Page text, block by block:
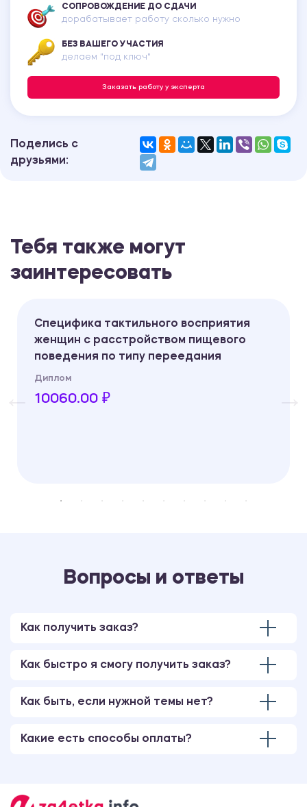
СОПРОВОЖДЕНИЕ ДО СДАЧИ
дорабатывает работу сколько нужно
БЕЗ ВАШЕГО УЧАСТИЯ
делаем "под ключ"
Заказать работу у эксперта
Поделись с
друзьями:
Тебя также могут
заинтересовать
Специфика тактильного восприятия
женщин с расстройством пищевого
поведения по типу переедания
Диплом
10060.00 ₽
Вопросы и ответы
Как получить заказ?
Как быстро я смогу получить заказ?
Как быть, если нужной темы нет?
Какие есть способы оплаты?